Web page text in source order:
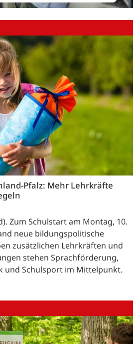
Pfalz: Mehr Lehrkräfte
Zum Schulstart am Montag, 10.
neue bildungspolitische
zusätzlichen Lehrkräften und
stehen Sprachförderung,
und Schulsport im Mittelpunkt.